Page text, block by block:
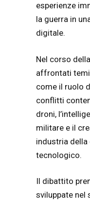
esperienze
la guerra in
digitale.
Nel corso
affrontati
come il ruolo
conflitti
droni,
militare e il
industria della
tecnologico.
Il dibattito
sviluppate nel